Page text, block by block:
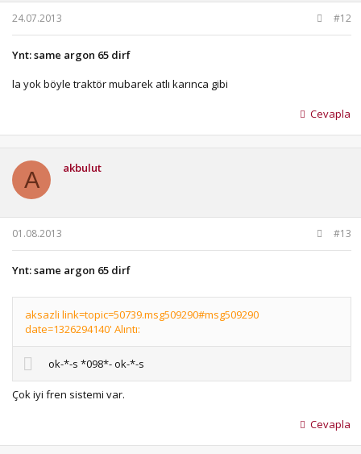
24.07.2013 #12
Ynt: same argon 65 dirf
la yok böyle traktör mubarek atlı karınca gibi
Cevapla
A akbulut
01.08.2013 #13
Ynt: same argon 65 dirf
aksazli link=topic=50739.msg509290#msg509290
date=1326294140' Alıntı:
ok-*-s *098*- ok-*-s
Çok iyi fren sistemi var.
Cevapla